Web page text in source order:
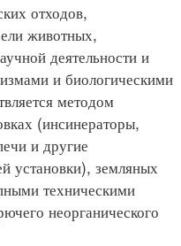
отходов,
животных,
деятельности и
и биологическими
методом
(инсинераторы,
и другие
установки), земляных
техническими
неорганического